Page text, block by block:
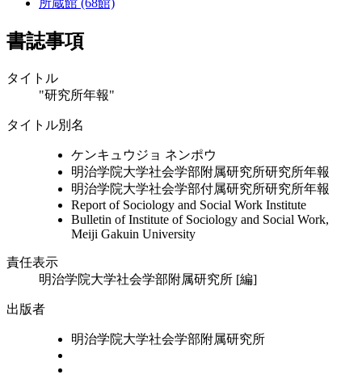
書誌事項
タイトル
"研究所年報"
タイトル別名
ケンキュウジョ ネンポウ
明治学院大学社会学部附属研究所研究所年報
明治学院大学社会学部付属研究所研究所年報
Report of Sociology and Social Work Institute
Bulletin of Institute of Sociology and Social Work,
Meiji Gakuin University
責任表示
明治学院大学社会学部附属研究所 [編]
出版者
明治学院大学社会学部附属研究所